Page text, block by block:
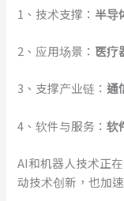
1、技术支撑： 半导
2、应用场景： 医疗
3、支撑产业链：通
4、软件与服务：软
AI和机器人技术正
动技术创新，也加